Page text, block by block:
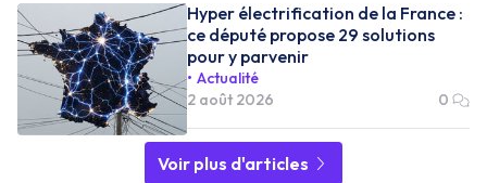
Hyper électrification de la France :
ce député propose 29 solutions
pour y parvenir
Actualité
2 août 2026
0
Voir plus d'articles